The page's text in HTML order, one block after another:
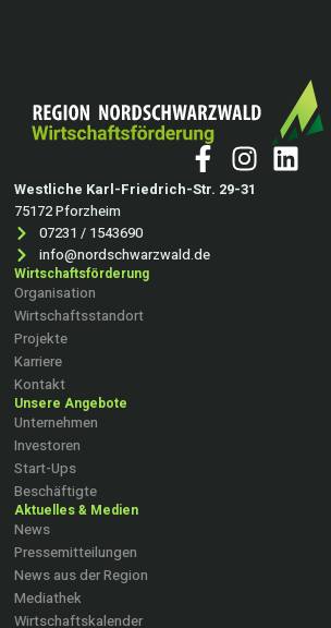
Westliche Karl-Friedrich-Str. 29-31
75172 Pforzheim
07231 / 1543690
info@nordschwarzwald.de
Wirtschaftsförderung
Organisation
Wirtschaftsstandort
Projekte
Karriere
Kontakt
Unsere Angebote
Unternehmen
Investoren
Start-Ups
Beschäftigte
Aktuelles & Medien
News
Pressemitteilungen
News aus der Region
Mediathek
Wirtschaftskalender